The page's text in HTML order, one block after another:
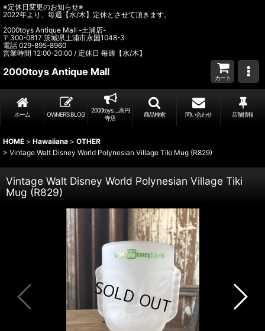
※定休日変更のお知らせ※
2022年より、毎週【水/木】定休とさせて頂きます。
2000toys Antique Mall -土浦店-
〒300-0817 茨城県土浦市永国1048-3
電話 029-895-8960
営業時間 12:00-20:00 / 定休日 毎週【水/木】
2000toys Antique Mall
カート
ホーム OWNER’S BLOG
2000toys.....高円
寺店
商品検索 問い合わせ 店舗情報
HOME > Hawaiiana > OTHER
> Vintage Walt Disney World Polynesian Village Tiki Mug (R829)
Vintage Walt Disney World Polynesian Village Tiki
Mug (R829)